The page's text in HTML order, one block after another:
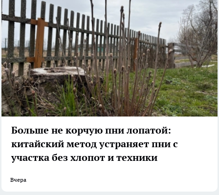
Больше не корчую пни лопатой:
китайский метод устраняет пни с
участка без хлопот и техники
Вчера